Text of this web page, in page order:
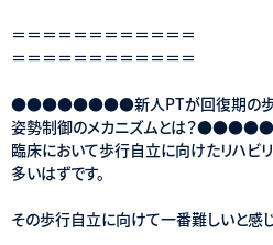
＝＝＝＝＝＝＝＝＝＝＝＝
＝＝＝＝＝＝＝＝＝＝＝＝
●●●●●●●●新人PTが回復期の歩行
姿勢制御のメカニズムとは？
臨床において歩行自立に向けたリハビ
多いはずです。
その歩行自立に向けて一番難しいと感